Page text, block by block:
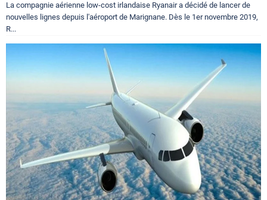
La compagnie aérienne low-cost irlandaise Ryanair a décidé de lancer de
nouvelles lignes depuis l'aéroport de Marignane. Dès le 1er novembre 2019,
R...